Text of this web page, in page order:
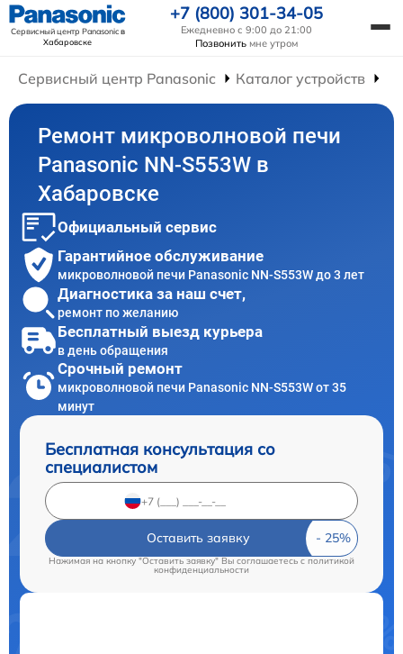
Сервисный центр Panasonicв
Хабаровске
+7 (800) 301-34-05
Ежедневно с 9:00 до 21:00
Позвонить мне утром
Сервисный центр Panasonic Каталог устройств
Ремонт микроволновой печи
Panasonic NN-S553W в
Хабаровске
Официальный сервис
Гарантийное обслуживание
микроволновой печи Panasonic NN-S553W до 3 лет
Диагностика за наш счет,
ремонт по желанию
Бесплатный выезд курьера
в день обращения
Срочный ремонт
микроволновой печи Panasonic NN-S553W от 35
минут
Бесплатная консультация со
специалистом
Оставить заявку
Нажимая на кнопку "Оставить заявку" Вы соглашаетесь cполитикой
конфиденциальности